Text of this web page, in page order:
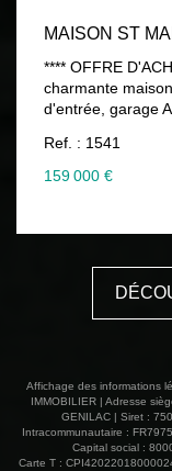
MAISON ST
**** OFFRE D'ACHAT
charmante
d'entrée, garage
sous rempants, salle de
proximité des commerces et
d'agence charge
les risques
Ref. : 1541
159 000 €
Affichage des informations
IMMOBILIER | Adresse
GENILAC | Siret :
Intracommunautaire :
Capital social :
Carte T :